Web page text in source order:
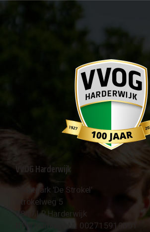
VVOG Harderwijk
Sportpark 'De Strokel'
Strokelweg 5
3847 LR Harderwijk
BTW Nummer NL 002715910B01